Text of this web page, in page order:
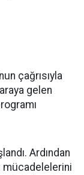
çağrısıyla
gelen
Ardından
mücadelelerini